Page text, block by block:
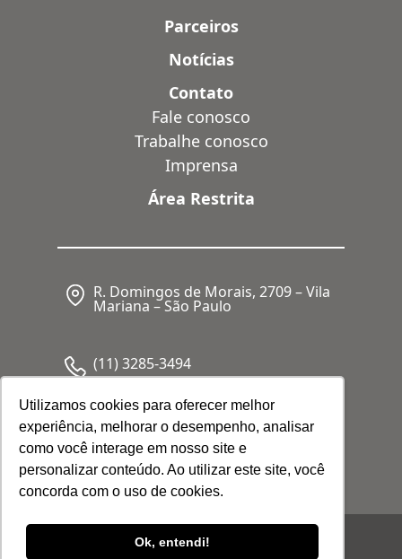
Utilizamos cookies para oferecer melhor
experiência, melhorar o desempenho, analisar
como você interage em nosso site e
personalizar conteúdo. Ao utilizar este site, você
concorda com o uso de cookies.
Ok, entendi!
Parceiros
Notícias
Contato
Fale conosco
Trabalhe conosco
Imprensa
Área Restrita
R. Domingos de Morais, 2709 – Vila
Mariana – São Paulo
(11) 3285-3494
CNPJ: 05.341.062/0001-80
© 2026 Febrafar. Todos os direitos